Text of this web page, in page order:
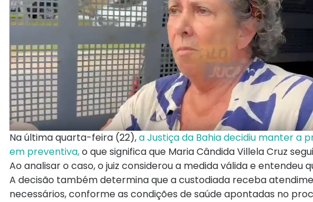
Na última quarta-feira (22),a Justiça da Bahia decidiu manter a
em preventiva,o que significa que Maria Cândida Villela Cruz
Ao analisar o caso, o juiz considerou a medida válida e
A decisão também determina que a custodiada receba
necessários, conforme as condições de saúde apontadas no